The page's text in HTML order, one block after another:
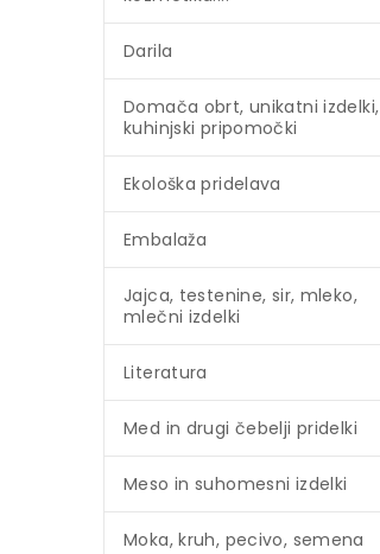
Darila
Domača obrt, unikatni izdelki,
kuhinjski pripomočki
Ekološka pridelava
Embalaža
Jajca, testenine, sir, mleko,
mlečni izdelki
Literatura
Med in drugi čebelji pridelki
Meso in suhomesni izdelki
Moka, kruh, pecivo, semena